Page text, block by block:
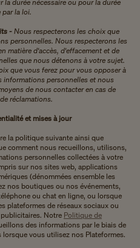
durée nécessaire ou pour la durée
par la loi.
- Nous respecterons les choix que
personnelles. Nous respecterons les
matière d'accès, d'effacement et de
que nous détenons à votre sujet.
que vous ferez pour vous opposer à
informations personnelles et nous
de nous contacter en cas de
réclamations.
et mises à jour
la politique suivante ainsi que
comment nous recueillons, utilisons,
personnelles collectées à votre
sur nos sites web, applications
(dénommées ensemble les
nos boutiques ou nos événements,
ou chat en ligne, ou lorsque
plateformes de réseaux sociaux ou
Notre Politique de
des informations par le biais de
vous utilisez nos Plateformes.